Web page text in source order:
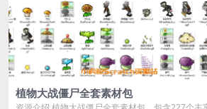
植物大战僵尸全套素材包